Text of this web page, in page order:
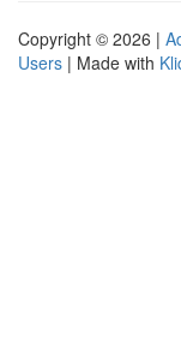
Copyright © 2026 |
Users | Made with